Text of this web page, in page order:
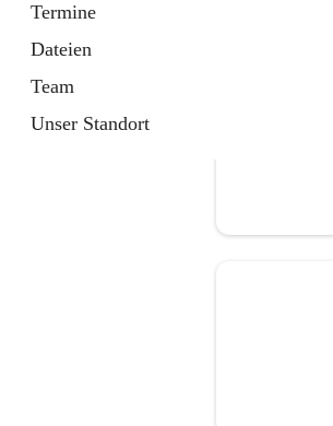
Termine
Dateien
Team
Unser Standort